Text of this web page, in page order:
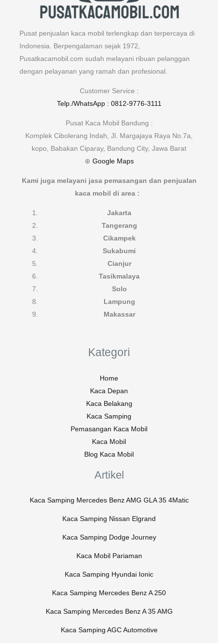
Pusat penjualan kaca mobil terlengkap dan terpercaya di
Indonesia. Berpengalaman sejak 1972,
Pusatkacamobil.com sudah melayani ribuan pelanggan
dengan pelayanan yang ramah dan profesional.
Customer Service :
Telp./WhatsApp : 0812-9776-3111
Pusat Kaca Mobil Bandung :
Komplek Cibolerang Indah, Jl. Margajaya Raya No.7a,
kopo, Babakan Ciparay, Bandung City, Jawa Barat
⊕ Google Maps
Kami juga melayani jasa pemasangan dan penjualan
kaca mobil di area :
Jakarta
Tangerang
Cikampek
Sukabumi
Cianjur
Tasikmalaya
Solo
Lampung
Makassar
Kategori
Home
Kaca Depan
Kaca Belakang
Kaca Samping
Pemasangan Kaca Mobil
Kaca Mobil
Blog Kaca Mobil
Artikel
Kaca Samping Mercedes Benz AMG GLA 35 4Matic
Kaca Samping Nissan Elgrand
Kaca Samping Dodge Journey
Kaca Mobil Pariaman
Kaca Samping Hyundai Ionic
Kaca Samping Mercedes Benz A 250
Kaca Samping Mercedes Benz A 35 AMG
Kaca Samping AGC Automotive